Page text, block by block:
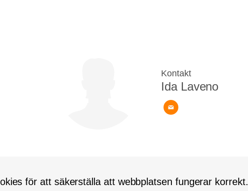
Kontakt
Ida Laveno
för att säkerställa att webbplatsen fungerar korrekt.